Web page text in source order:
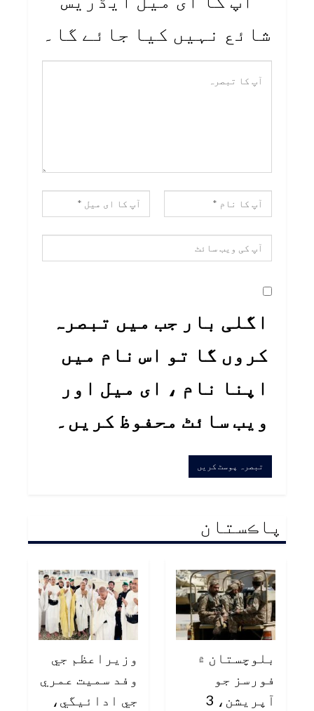
شائع نہیں کیا جائے گا۔
اگلی بار جب میں تبصرہ
کروں گا تو اس نام میں
اپنا نام ، ای میل اور
ویب سائٹ محفوظ کریں۔
پاڪستان
بلوچستان ۾
فورسز جو
آپريشن، 3
وزيراعظم جي
وفد سميت عمري
جي ادائيگي،